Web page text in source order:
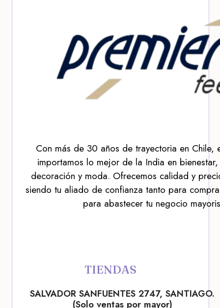
Con más de 30 años de trayectoria en Chile,
importamos lo mejor de la India en
decoración y moda. Ofrecemos calidad y
siendo tu aliado de confianza tanto para
para abastecer tu negocio
TIENDAS
SALVADOR SANFUENTES 2747, SANTIAGO.
(Solo ventas por mayor)